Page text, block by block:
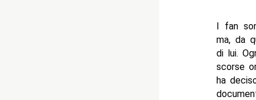
I fan
ma, da
di lui.
scorse
ha